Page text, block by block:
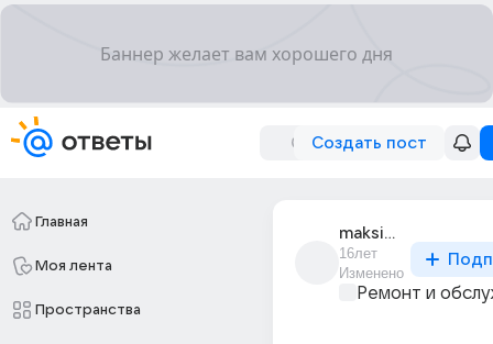
Создать пост
Главная
Моя лента
Пространства
maksim_kasanzev
16лет
Изменено
Ремонт и